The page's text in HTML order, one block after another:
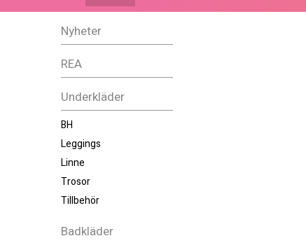
Nyheter
REA
Underkläder
BH
Leggings
Linne
Trosor
Tillbehör
Badkläder